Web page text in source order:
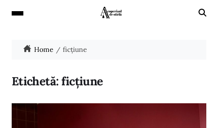
Home ficțiune
Etichetă:ficțiune